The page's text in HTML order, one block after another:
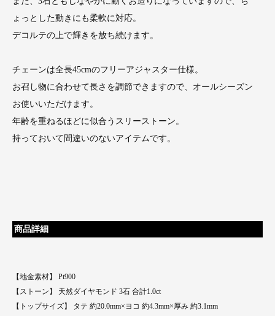
ょっとした動きにも柔軟に対応。
デコルテの上で輝きを放ち続けます。
チェーンは全長45cmのフリーアジャスター仕様。
お召し物に合わせて長さを調節できますので、オールシーズン
お使いいただけます。
年齢を重ねるほどに似合うスリーストーン。
持っておいて間違いのないアイテムです。
商品詳細
【地金素材】 Pt900
【ストーン】 天然ダイヤモンド 3石 合計1.0ct
【トップサイズ】 タテ 約20.0mm×ヨコ 約4.3mm×厚み 約3.1mm